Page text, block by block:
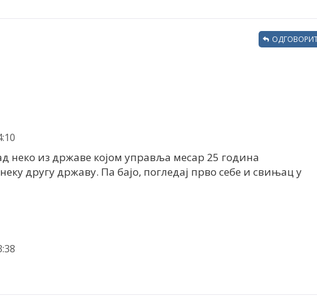
неко из државе којом управља месар 25 година
другу државу. Па бајо, погледај прво себе и свињац у